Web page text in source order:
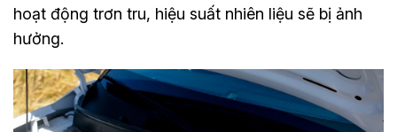
hoạt động trơn tru, hiệu suất nhiên liệu sẽ bị ảnh
hưởng.